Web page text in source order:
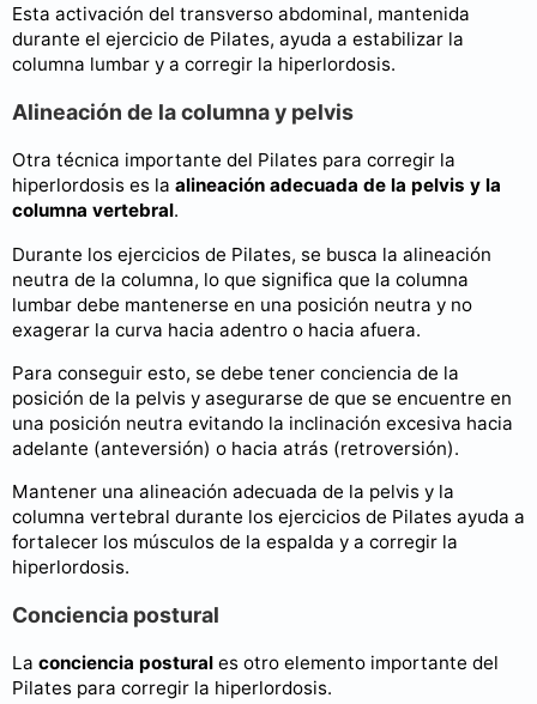
Esta activación del transverso abdominal, mantenida
durante el ejercicio de Pilates, ayuda a estabilizar la
columna lumbar y a corregir la hiperlordosis.
Alineación de la columna y pelvis
Otra técnica importante del Pilates para corregir la
hiperlordosis es la alineación adecuada de la pelvis y la
columna vertebral.
Durante los ejercicios de Pilates, se busca la alineación
neutra de la columna, lo que significa que la columna
lumbar debe mantenerse en una posición neutra y no
exagerar la curva hacia adentro o hacia afuera.
Para conseguir esto, se debe tener conciencia de la
posición de la pelvis y asegurarse de que se encuentre en
una posición neutra evitando la inclinación excesiva hacia
adelante (anteversión) o hacia atrás (retroversión).
Mantener una alineación adecuada de la pelvis y la
columna vertebral durante los ejercicios de Pilates ayuda a
fortalecer los músculos de la espalda y a corregir la
hiperlordosis.
Conciencia postural
La conciencia postural es otro elemento importante del
Pilates para corregir la hiperlordosis.